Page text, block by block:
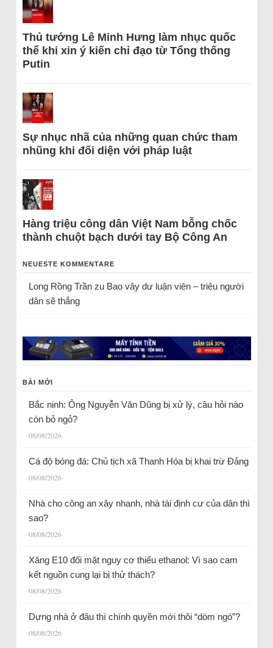
Thủ tướng Lê Minh Hưng làm nhục quốc
thể khi xin ý kiến chỉ đạo từ Tổng thống
Putin
Sự nhục nhã của những quan chức tham
nhũng khi đối diện với pháp luật
Hàng triệu công dân Việt Nam bỗng chốc
thành chuột bạch dưới tay Bộ Công An
NEUESTE KOMMENTARE
Long Rồng Trầnzu Bao vây dư luận viên – triệu người
dân sẽ thắng
BÀI MỚI
Bắc ninh: Ông Nguyễn Văn Dũng bị xử lý, câu hỏi nào
còn bỏ ngỏ?
08/08/2026
Cá độ bóng đá: Chủ tịch xã Thanh Hóa bị khai trừ Đảng
08/08/2026
Nhà cho công an xây nhanh, nhà tái định cư của dân thì
sao?
08/08/2026
Xăng E10 đối mặt nguy cơ thiếu ethanol: Vì sao cam
kết nguồn cung lại bị thử thách?
08/08/2026
Dựng nhà ở đâu thì chính quyền mới thôi “dòm ngó”?
08/08/2026